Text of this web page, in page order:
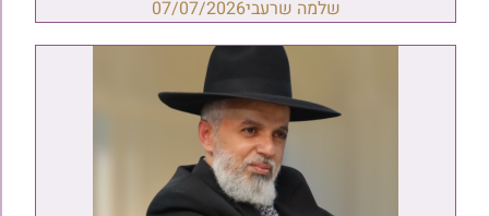
שלמה שרעבי07/07/2026